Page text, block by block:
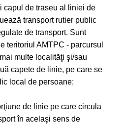
capul de traseu al liniei de
transport rutier public
de transport. Sunt
teritoriul AMTPC - parcursul
multe localităţi şi/sau
capete de linie, pe care se
local de persoane;
de linie pe care circula
în acelaşi sens de